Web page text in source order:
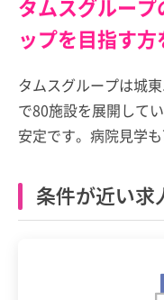
タムスグルー
ップを目指す方
タムスグループは城
で80施設を展開して
安定です。病院見学も
条件が近い求